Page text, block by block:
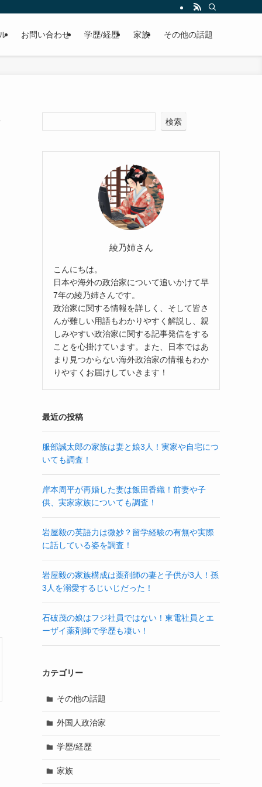
お問い合わせ 学歴/経歴 家族 その他の話題
検索
綾乃姉さん
こんにちは。
日本や海外の政治家について追いかけて早
7年の綾乃姉さんです。
政治家に関する情報を詳しく、そして皆さ
んが難しい用語もわかりやすく解説し、親
しみやすい政治家に関する記事発信をする
ことを心掛けています。また、日本ではあ
まり見つからない海外政治家の情報もわか
りやすくお届けしていきます！
最近の投稿
服部誠太郎の家族は妻と娘3人！実家や自宅につ
いても調査！
岸本周平が再婚した妻は飯田香織！前妻や子
供、実家家族についても調査！
岩屋毅の英語力は微妙？留学経験の有無や実際
に話している姿を調査！
岩屋毅の家族構成は薬剤師の妻と子供が3人！孫
3人を溺愛するじいじだった！
石破茂の娘はフジ社員ではない！東電社員とエ
ーザイ薬剤師で学歴も凄い！
カテゴリー
その他の話題
外国人政治家
学歴/経歴
家族